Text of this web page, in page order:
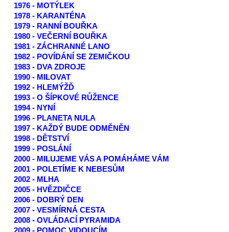
1976 - MOTÝLEK
1978 - KARANTÉNA
1979 - RANNÍ BOUŘKA
1980 - VEČERNÍ BOUŘKA
1981 - ZÁCHRANNÉ LANO
1982 - POVÍDÁNÍ SE ZEMIČKOU
1983 - DVA ZDROJE
1990 - MILOVAT
1992 - HLEMÝŽĎ
1993 - O ŠÍPKOVÉ RŮŽENCE
1994 - NYNÍ
1996 - PLANETA NULA
1997 - KAŽDÝ BUDE ODMĚNĚN
1998 - DĚTSTVÍ
1999 - POSLÁNÍ
2000 - MILUJEME VÁS A POMÁHÁME VÁM
2001 - POLETÍME K NEBESŮM
2002 - MLHA
2005 - HVĚZDIČCE
2006 - DOBRÝ DEN
2007 - VESMÍRNÁ CESTA
2008 - OVLÁDACÍ PYRAMIDA